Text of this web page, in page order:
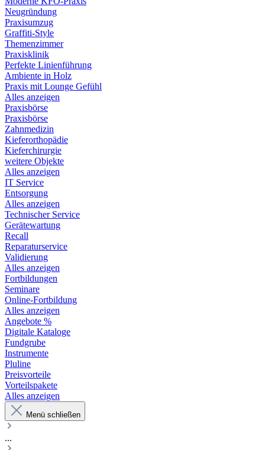
Neugründung
Praxisumzug
Graffiti-Style
Themenzimmer
Praxisklinik
Perfekte Linienführung
Ambiente in Holz
Praxis mit Lounge Gefühl
Alles anzeigen
Praxisbörse
Praxisbörse
Zahnmedizin
Kieferorthopädie
Kieferchirurgie
weitere Objekte
Alles anzeigen
IT Service
Entsorgung
Alles anzeigen
Technischer Service
Gerätewartung
Recall
Reparaturservice
Validierung
Alles anzeigen
Fortbildungen
Seminare
Online-Fortbildung
Alles anzeigen
Angebote %
Digitale Kataloge
Fundgrube
Instrumente
Pluline
Preisvorteile
Vorteilspakete
Alles anzeigen
Menü schließen
...